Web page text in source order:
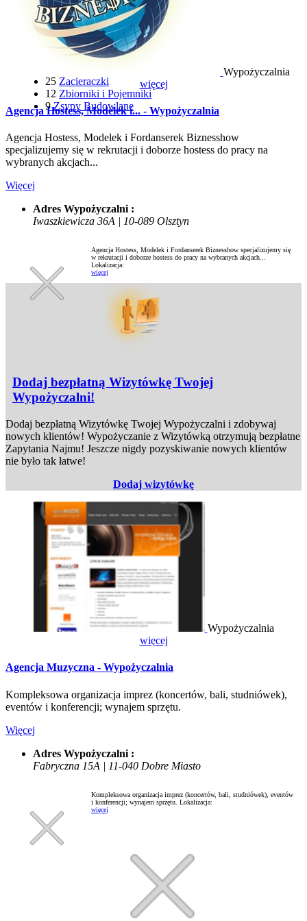
48 Wiertarki i Wkrętarki
21 Wozidła Budowlane
22 Wyciągarki i Windy
116 Wózki Widłowe
Wyrzynarki
25 Zacieraczki
12 Zbiorniki i Pojemniki
9 Zsypy Budowlane
Wypożyczalnia
więcej
Agencja Hostess, Modelek i... - Wypożyczalnia
Agencja Hostess, Modelek i Fordanserek Biznesshow
specjalizujemy się w rekrutacji i doborze hostess do pracy na
wybranych akcjach...
Więcej
Adres Wypożyczalni :
Iwaszkiewicza 36A | 10-089 Olsztyn
Agencja Hostess, Modelek i Fordanserek Biznesshow specjalizujemy się
w rekrutacji i doborze hostess do pracy na wybranych akcjach...
Lokalizacja:
więcej
Dodaj bezpłatną Wizytówkę Twojej
Wypożyczalni!
Dodaj bezpłatną Wizytówkę Twojej Wypożyczalni i zdobywaj
nowych klientów! Wypożyczanie z Wizytówką otrzymują bezpłatne
Zapytania Najmu! Jeszcze nigdy pozyskiwanie nowych klientów
nie było tak łatwe!
Dodaj wizytówkę
Wypożyczalnia
więcej
Agencja Muzyczna - Wypożyczalnia
Kompleksowa organizacja imprez (koncertów, bali, studniówek),
eventów i konferencji; wynajem sprzętu.
Więcej
Adres Wypożyczalni :
Fabryczna 15A | 11-040 Dobre Miasto
Kompleksowa organizacja imprez (koncertów, bali, studniówek), eventów
i konferencji; wynajem sprzętu. Lokalizacja:
więcej